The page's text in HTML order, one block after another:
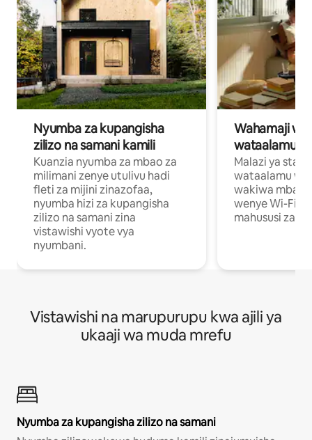
Nyumba za kupangisha
zilizo na samani kamili
Kuanzia nyumba za mbao za
milimani zenye utulivu hadi
fleti za mijini zinazofaa,
nyumba hizi za kupangisha
zilizo na samani zina
vistawishi vyote vya
nyumbani.
Wahamaji
wataalamu
Malazi ya
wataalamu
wakiwa mbali
wenye Wi-Fi
mahususi za
Vistawishi na marupurupu kwa ajili ya
ukaaji wa muda mrefu
Nyumba za kupangisha zilizo na samani